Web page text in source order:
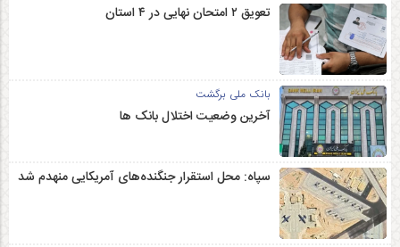
تعویق ۲ امتحان نهایی در ۴ استان
بانک ملی برگشت
آخرین وضعیت اختلال بانک ها
سپاه: محل استقرار جنگنده‌های آمریکایی منهدم شد